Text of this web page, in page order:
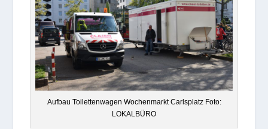
Auf­bau Toi­let­ten­wa­gen Wochen­markt Carls­platz Foto:
LOKALBÜRO